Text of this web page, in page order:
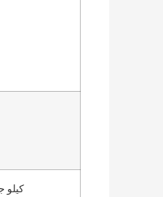
1.9 كيلو جول/م²